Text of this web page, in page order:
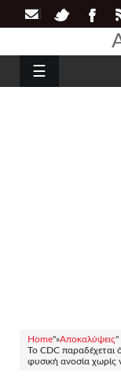
☰
Home"»Αποκαλύψεις"
Το CDC παραδέχεται
φυσική ανοσία χωρίς